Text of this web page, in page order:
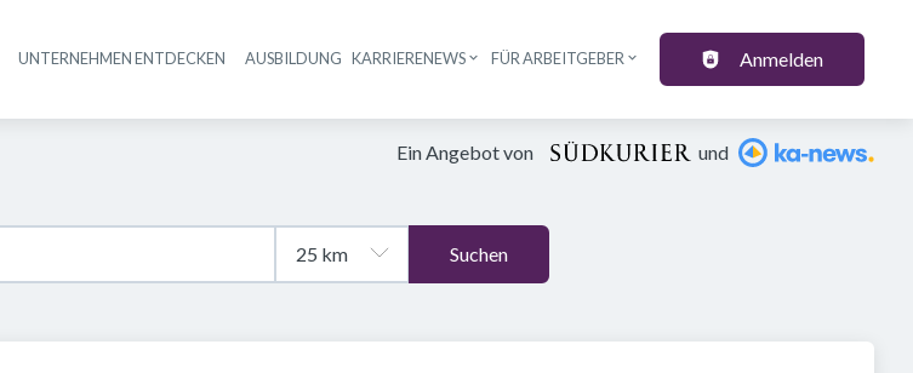
Haupt-Navigation
UNTERNEHMEN ENTDECKEN AUSBILDUNG KARRIERENEWS FÜR ARBEITGEBER Anmelden
Ein Angebot von und
Suchen